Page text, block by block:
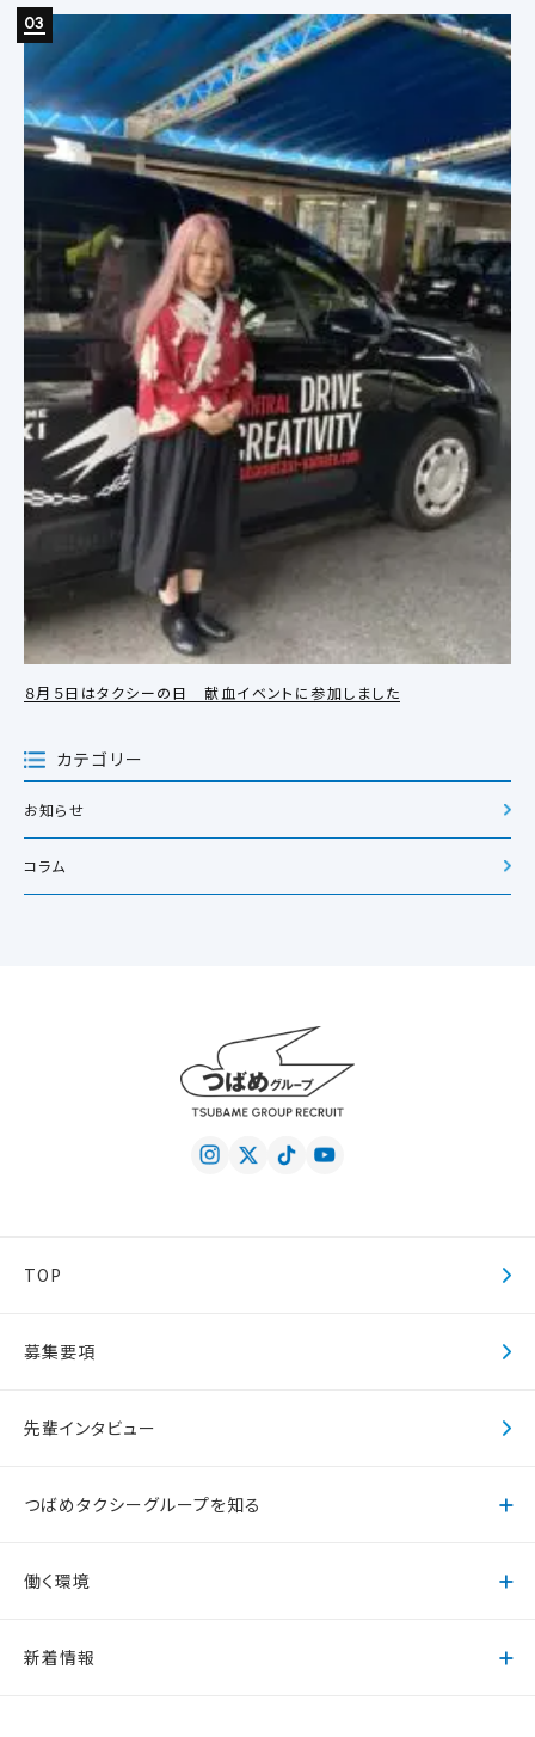
03
８月５日はタクシーの日 献血イベントに参加しました
カテゴリー
お知らせ
コラム
TOP
募集要項
先輩インタビュー
つばめタクシーグループを知る
働く環境
新着情報